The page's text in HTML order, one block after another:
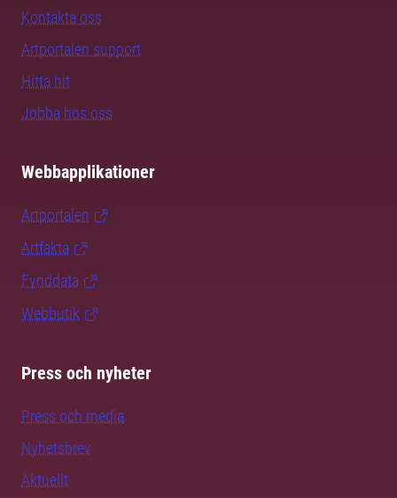
Kontakta oss
Artportalen support
Hitta hit
Jobba hos oss
Webbapplikationer
Artportalen
Artfakta
Fynddata
Webbutik
Press och nyheter
Press och media
Nyhetsbrev
Aktuellt